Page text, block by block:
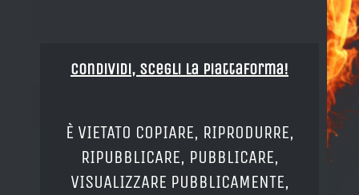
Condividi, Scegli la piattaforma!
È VIETATO COPIARE, RIPRODURRE,
RIPUBBLICARE, PUBBLICARE,
VISUALIZZARE PUBBLICAMENTE,